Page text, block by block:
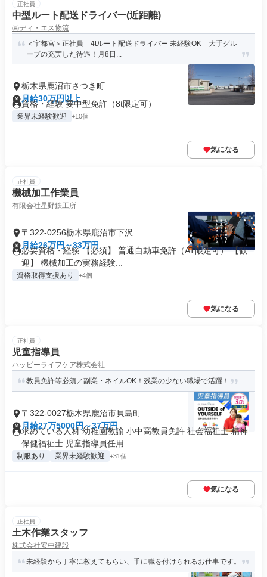
正社員
中型ルート配送ドライバー(近距離)
㈱ディ・エス物流
＜宇都宮＞正社員 4tルート配送ドライバー 未経験OK 大手グル
ープの充実した待遇！月8日...
栃木県鹿沼市さつき町
月給30万円以上
資格・経験 要中型免許（8t限定可）
業界未経験歓迎 +10個
気になる
正社員
機械加工作業員
有限会社星野鉄工所
〒322-0256栃木県鹿沼市下沢
月給26万円～33万円
必要資格・経験 【必須】 普通自動車免許（AT限定可） 【歓
迎】 機械加工の実務経験...
資格取得支援あり +4個
気になる
正社員
児童指導員
ハッピーライフケア株式会社
教員免許等必須／副業・ネイルOK！残業の少ない職場で活躍！
〒322-0027栃木県鹿沼市貝島町
月給27万5000円～37万円
求めている人材 幼稚園教諭 小中高教員免許 社会福祉士 精神
保健福祉士 児童指導員任用...
制服あり 業界未経験歓迎 +31個
気になる
正社員
土木作業スタッフ
株式会社安中建設
未経験から丁寧に教えてもらい、手に職を付けられるお仕事です。